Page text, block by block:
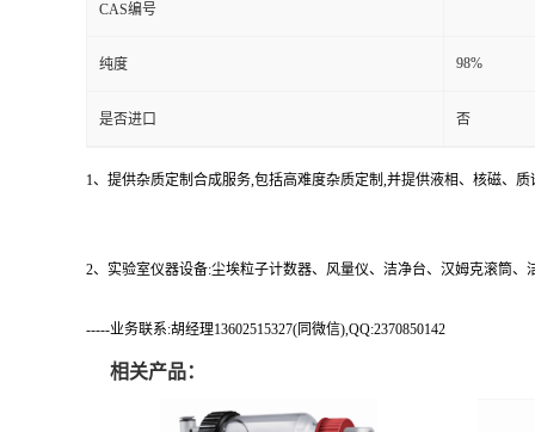
CAS编号
纯度 98%
是否进口 否
1、提供杂质定制合成服务,包括高难度杂质定制,并提供液相、核磁、质
2、实验室仪器设备:尘埃粒子计数器、风量仪、洁净台、汉姆克滚筒
-----业务联系:胡经理13602515327(同微信),QQ:2370850142
相关产品：